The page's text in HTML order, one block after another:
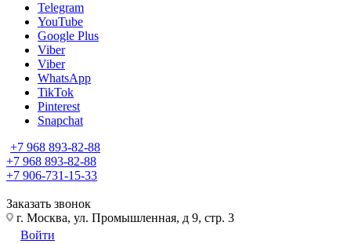
Telegram
YouTube
Google Plus
Viber
Viber
WhatsApp
TikTok
Pinterest
Snapchat
+7 968 893-82-88
+7 968 893-82-88
+7 906-731-15-33
Заказать звонок
г. Москва, ул. Промышленная, д 9, стр. 3
Войти